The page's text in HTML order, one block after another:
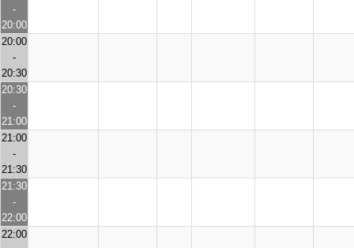
-
20:00
20:00
-
20:30
20:30
-
21:00
21:00
-
21:30
21:30
-
22:00
22:00